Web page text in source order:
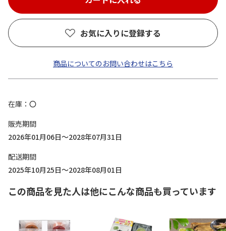
お気に入りに登録する
商品についてのお問い合わせはこちら
在庫
〇
販売期間
2026年01月06日～2028年07月31日
配送期間
2025年10月25日～2028年08月01日
この商品を見た人は他にこんな商品も買っています